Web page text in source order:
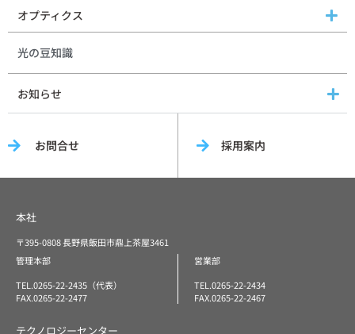
オプティクス
光の豆知識
お知らせ
お問合せ 採用案内
本社
〒395-0808 長野県飯田市鼎上茶屋3461
管理本部
TEL.0265-22-2435（代表）
FAX.0265-22-2477
営業部
TEL.0265-22-2434
FAX.0265-22-2467
テクノロジーセンター